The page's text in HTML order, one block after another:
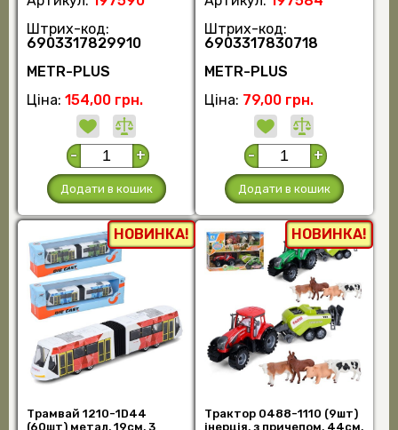
Штрих-код:
6903317829910
METR-PLUS
Ціна: 154,00 грн.
- +
Додати в кошик
Штрих-код:
6903317830718
METR-PLUS
Ціна: 79,00 грн.
- +
Додати в кошик
НОВИНКА!
Трамвай 1210-1D44
(60шт) метал, 19см, 3
НОВИНКА!
Трактор 0488-1110 (9шт)
інерція, з причепом, 44см,